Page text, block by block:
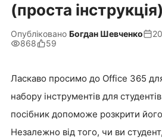
(проста інструкція)
Опубліковано Богдан Шевченко
868
59
Ласкаво просимо до Office 365
набору інструментів для
посібник допоможе розкрити
Незалежно від того, чи ви